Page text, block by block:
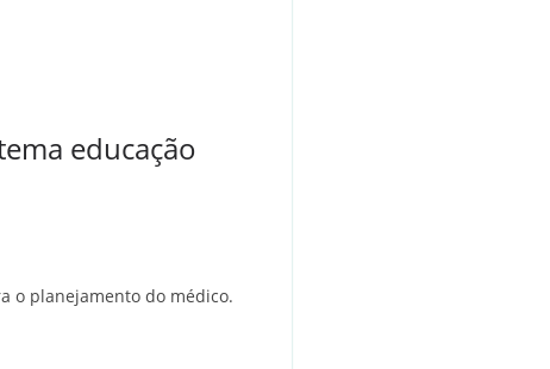
educação
o planejamento do médico.